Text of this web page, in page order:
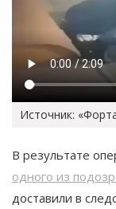
Источник:
В результате
одного из
доставили в